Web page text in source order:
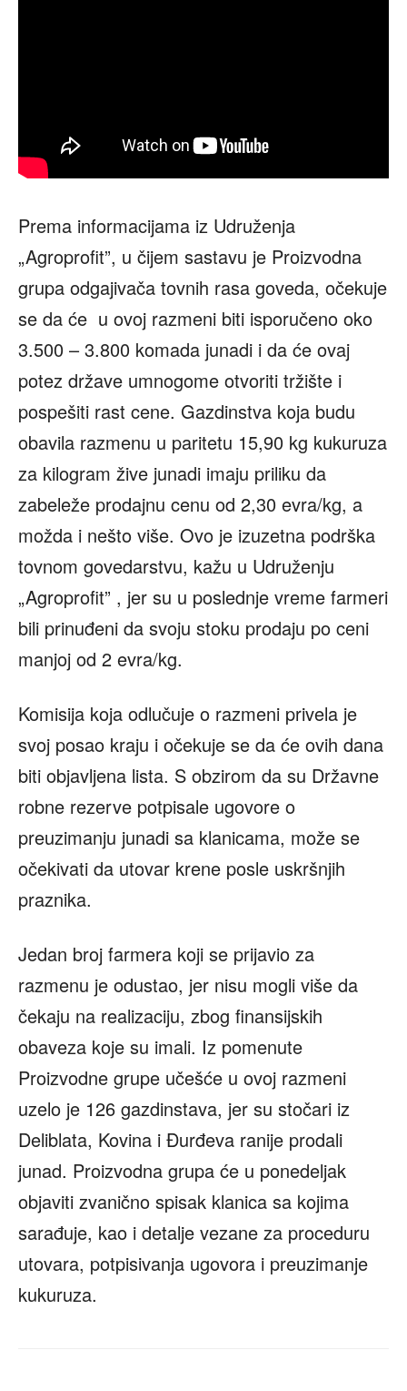
Prema informacijama iz Udruženja
„Agroprofit”, u čijem sastavu je Proizvodna
grupa odgajivača tovnih rasa goveda, očekuje
se da će u ovoj razmeni biti isporučeno oko
3.500 – 3.800 komada junadi i da će ovaj
potez države umnogome otvoriti tržište i
pospešiti rast cene. Gazdinstva koja budu
obavila razmenu u paritetu 15,90 kg kukuruza
za kilogram žive junadi imaju priliku da
zabeleže prodajnu cenu od 2,30 evra/kg, a
možda i nešto više. Ovo je izuzetna podrška
tovnom govedarstvu, kažu u Udruženju
„Agroprofit” , jer su u poslednje vreme farmeri
bili prinuđeni da svoju stoku prodaju po ceni
manjoj od 2 evra/kg.
Komisija koja odlučuje o razmeni privela je
svoj posao kraju i očekuje se da će ovih dana
biti objavljena lista. S obzirom da su Državne
robne rezerve potpisale ugovore o
preuzimanju junadi sa klanicama, može se
očekivati da utovar krene posle uskršnjih
praznika.
Jedan broj farmera koji se prijavio za
razmenu je odustao, jer nisu mogli više da
čekaju na realizaciju, zbog finansijskih
obaveza koje su imali. Iz pomenute
Proizvodne grupe učešće u ovoj razmeni
uzelo je 126 gazdinstava, jer su stočari iz
Deliblata, Kovina i Đurđeva ranije prodali
junad. Proizvodna grupa će u ponedeljak
objaviti zvanično spisak klanica sa kojima
sarađuje, kao i detalje vezane za proceduru
utovara, potpisivanja ugovora i preuzimanje
kukuruza.